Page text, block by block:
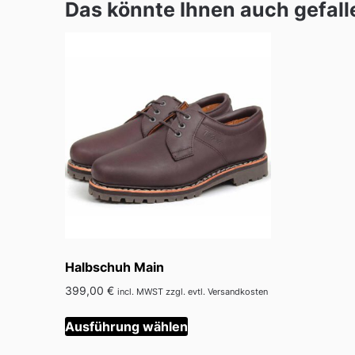
Das könnte Ihnen auch
Halbschuh Main
399,00 € incl. MWST zzgl. evtl. Versandkosten
Ausführung wählenProdukt